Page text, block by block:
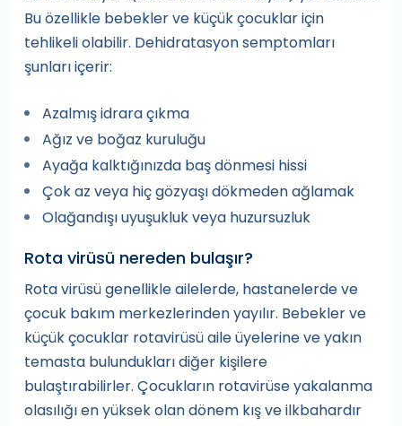
Bu özellikle bebekler ve küçük çocuklar için
tehlikeli olabilir. Dehidratasyon semptomları
şunları içerir:
Azalmış idrara çıkma
Ağız ve boğaz kuruluğu
Ayağa kalktığınızda baş dönmesi hissi
Çok az veya hiç gözyaşı dökmeden ağlamak
Olağandışı uyuşukluk veya huzursuzluk
Rota virüsü nereden bulaşır?
Rota virüsü genellikle ailelerde, hastanelerde ve
çocuk bakım merkezlerinden yayılır. Bebekler ve
küçük çocuklar rotavirüsü aile üyelerine ve yakın
temasta bulundukları diğer kişilere
bulaştırabilirler. Çocukların rotavirüse yakalanma
olasılığı en yüksek olan dönem kış ve ilkbahardır